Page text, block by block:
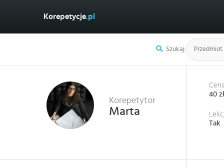
Korepetycje.pl
Szukaj:
Korepetytor
Marta
40
Tak